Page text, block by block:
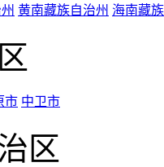
黄南藏族自治州 海南藏
市 中卫市
区